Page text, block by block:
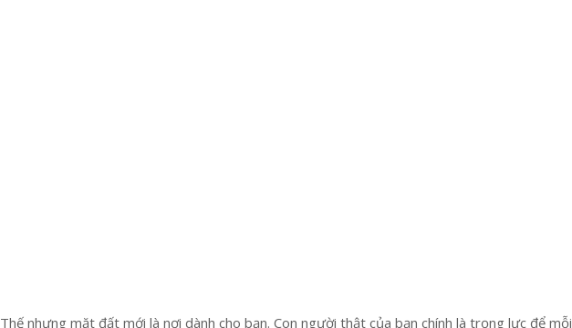
Thế nhưng mặt đất mới là nơi dành cho bạn. Con người thật của bạn chính là trọng lực để mỗi